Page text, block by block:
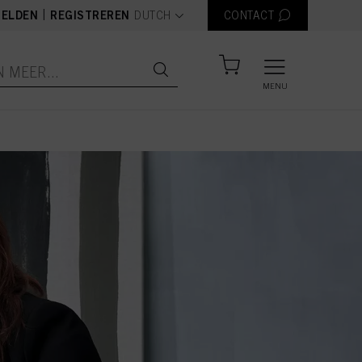
REGISTREREN text.language
DUTCH CONTACT
MENU